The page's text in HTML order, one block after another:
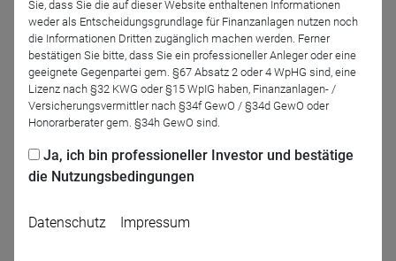
DRESCHER & CIE AG NARATiv
Das NARATiv: Vater Staat macht die
Deutschen zu Aktionären
Die Altersvorsorgereform kann die Anlagebranche
stabil wachsendes Geschäft. Zwei Fragen stehen im
Mittelpunkt: Wie verändert das ...
Sie, dass Sie die auf dieser Website enthaltenen Informationen
weder als Entscheidungsgrundlage für Finanzanlagen nutzen noch
die Informationen Dritten zugänglich machen werden. Ferner
bestätigen Sie bitte, dass Sie ein professioneller Anleger oder eine
geeignete Gegenpartei gem. §67 Absatz 2 oder 4 WpHG sind, eine
Lizenz nach §32 KWG oder §15 WpIG haben, Finanzanlagen- /
Versicherungsvermittler nach §34f GewO / §34d GewO oder
Honorarberater gem. §34h GewO sind.
Ja, ich bin professioneller Investor und bestätige
die Nutzungsbedingungen
Datenschutz Impressum